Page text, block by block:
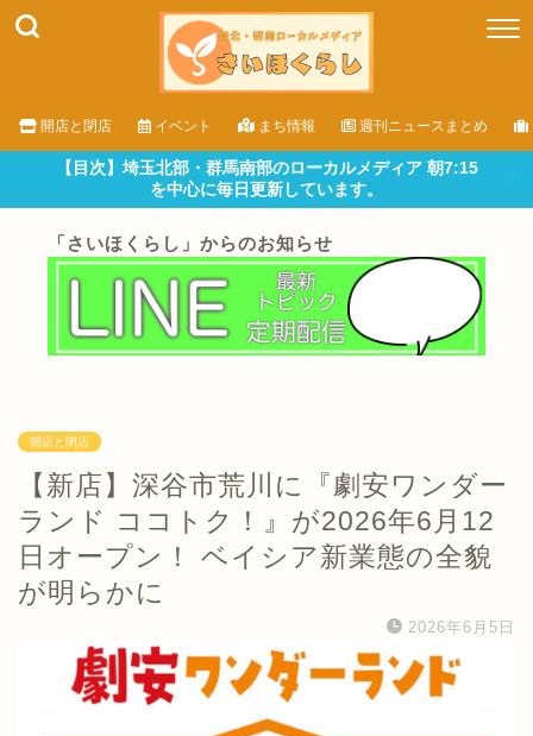
開店と閉店 イベント まち情報 週刊ニュースまとめ
【目次】埼玉北部・群馬南部のローカルメディア 朝7:15
を中心に毎日更新しています。
「さいほくらし」からのお知らせ
開店と閉店
【新店】深谷市荒川に『劇安ワンダー
ランド ココトク！』が2026年6月12
日オープン！ ベイシア新業態の全貌
が明らかに
2026年6月5日